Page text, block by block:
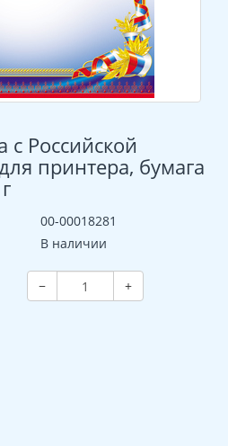
Российской
принтера, бумага
00-00018281
В наличии
− +